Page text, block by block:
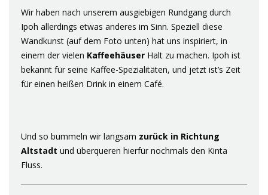
Wir haben nach unserem ausgiebigen Rundgang durch
Ipoh allerdings etwas anderes im Sinn. Speziell diese
Wandkunst (auf dem Foto unten) hat uns inspiriert, in
einem der vielen Kaffeehäuser Halt zu machen. Ipoh ist
bekannt für seine Kaffee-Spezialitäten, und jetzt ist’s Zeit
für einen heißen Drink in einem Café.
Und so bummeln wir langsam zurück in Richtung
Altstadt und überqueren hierfür nochmals den Kinta
Fluss.